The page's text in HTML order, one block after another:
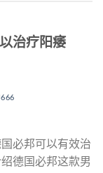
治疗阳痿
必邦可以有效治
德国必邦这款男